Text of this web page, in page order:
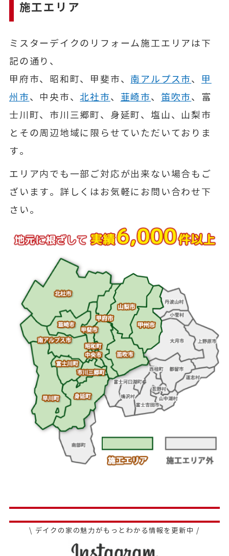
施工エリア
ミスターデイクのリフォーム施工エリアは下
記の通り、
甲府市、昭和町、甲斐市、 南アルプス市、 甲
州市、中央市、北社市、 韮崎市、 笛吹市、富
士川町、市川三郷町、身延町、塩山、山梨市
とその周辺地域に限らせていただいておりま
す。
エリア内でも一部ご対応が出来ない場合もご
ざいます。詳しくはお気軽にお問い合わせ下
さい。
\ デイクの家の魅力がもっとわかる情報を更新中 /